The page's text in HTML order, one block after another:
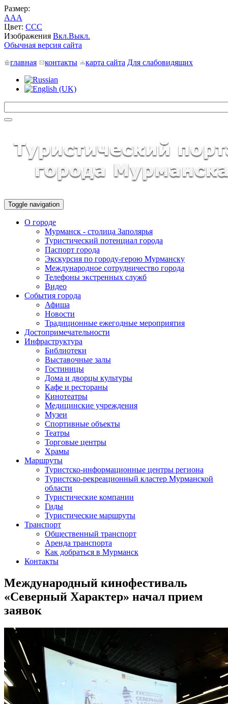
Размер:
AAA
Цвет: CCC
Изображения Вкл.Выкл.
Обычная версия сайта
главная
контакты карта сайта Для слабовидящих
Toggle navigation
О городе
Мурманск - столица Заполярья
Туристический потенциал города
Паспорт города
Экскурсия по городу-герою Мурманску
Международное сотрудничество города
Телефоны экстренных служб
Видео
События города
Афиша
Новости
Традиционные ежегодные мероприятия
Достопримечательности
Инфраструктура
Библиотеки
Выставочные залы
Гостиницы
Дома и дворцы культуры
Кафе и рестораны
Кинотеатры
Медицинские учреждения
Музеи
Спортивные объекты
Театры
Торговые центры
Храмы
Маршруты
Туристско-информационные центры региона
Туристско-рекреационный кластер Мурманской
области
Туристические компании
Гиды
Туристические маршруты
Транспорт
Общественный транспорт
Аренда транспорта
Как добраться в Мурманск
Контакты
Международный кинофестиваль
«Северный Характер» начал прием
заявок